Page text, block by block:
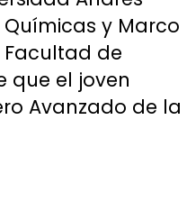
y Marco
de
que el joven
Avanzado de la